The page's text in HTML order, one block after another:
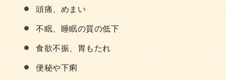
頭痛、めまい
不眠、睡眠の質の低下
食欲不振、胃もたれ
便秘や下痢